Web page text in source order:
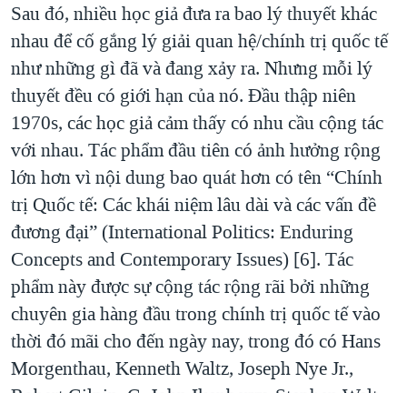
Sau đó, nhiều học giả đưa ra bao lý thuyết khác
nhau để cố gắng lý giải quan hệ/chính trị quốc tế
như những gì đã và đang xảy ra. Nhưng mỗi lý
thuyết đều có giới hạn của nó. Đầu thập niên
1970s, các học giả cảm thấy có nhu cầu cộng tác
với nhau. Tác phẩm đầu tiên có ảnh hưởng rộng
lớn hơn vì nội dung bao quát hơn có tên “Chính
trị Quốc tế: Các khái niệm lâu dài và các vấn đề
đương đại” (International Politics: Enduring
Concepts and Contemporary Issues) [6]. Tác
phẩm này được sự cộng tác rộng rãi bởi những
chuyên gia hàng đầu trong chính trị quốc tế vào
thời đó mãi cho đến ngày nay, trong đó có Hans
Morgenthau, Kenneth Waltz, Joseph Nye Jr.,